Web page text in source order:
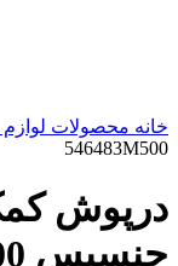
خانه محصولات
546483M500
درپوش
جنسیس 546483M500